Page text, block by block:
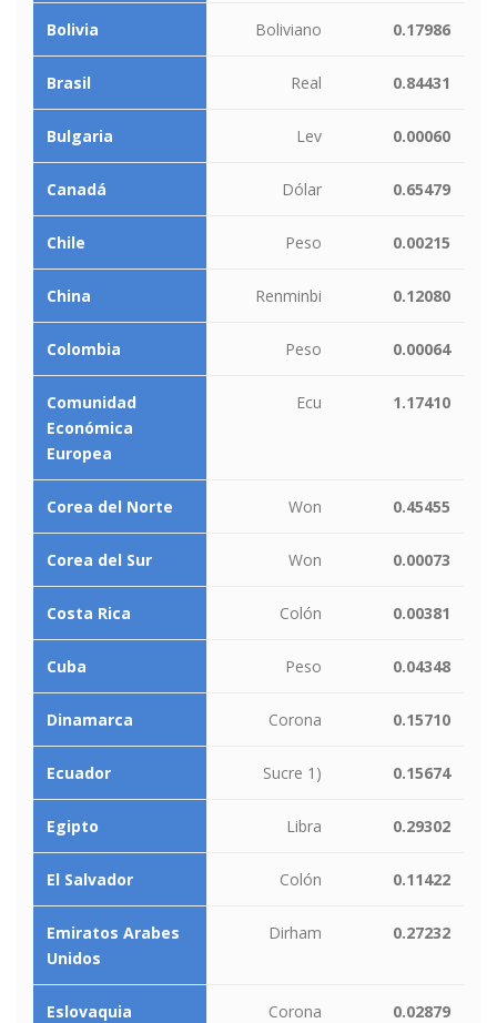
Bolivia Boliviano 0.17986
Brasil Real 0.84431
Bulgaria Lev 0.00060
Canadá Dólar 0.65479
Chile Peso 0.00215
China Renminbi 0.12080
Colombia Peso 0.00064
Comunidad
Económica
Europea
Ecu 1.17410
Corea del Norte Won 0.45455
Corea del Sur Won 0.00073
Costa Rica Colón 0.00381
Cuba Peso 0.04348
Dinamarca Corona 0.15710
Ecuador Sucre 1) 0.15674
Egipto Libra 0.29302
El Salvador Colón 0.11422
Emiratos Arabes
Unidos
Dirham 0.27232
Eslovaquia Corona 0.02879